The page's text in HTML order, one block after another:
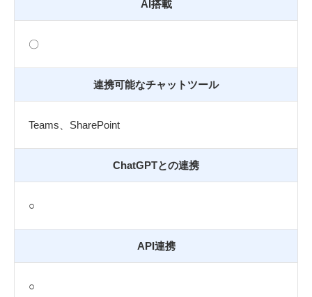
AI搭載
〇
連携可能なチャットツール
Teams、SharePoint
ChatGPTとの連携
○
API連携
○